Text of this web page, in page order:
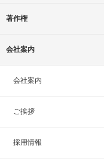
著作権
会社案内
会社案内
ご挨拶
採用情報